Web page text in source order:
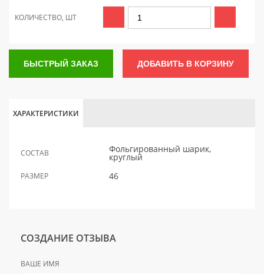
КОЛИЧЕСТВО, ШТ
БЫСТРЫЙ ЗАКАЗ ДОБАВИТЬ В КОРЗИНУ
ХАРАКТЕРИСТИКИ
СОСТАВ Фольгированный шарик,
круглый
РАЗМЕР 46
СОЗДАНИЕ ОТЗЫВА
ВАШЕ ИМЯ